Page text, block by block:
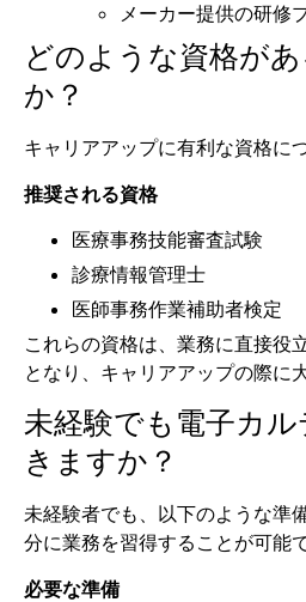
メーカー提供の研修
どのような資格が
か？
キャリアアップに有利な資格に
推奨される資格
医療事務技能審査試験
診療情報管理士
医師事務作業補助者検定
これらの資格は、業務に直接役
となり、キャリアアップの際に
未経験でも電子カ
きますか？
未経験者でも、以下のような準
分に業務を習得することが可能
必要な準備